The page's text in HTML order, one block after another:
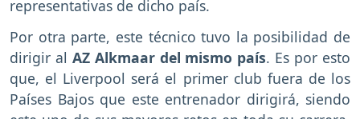
representativas de dicho país.
Por otra parte, este técnico tuvo la posibilidad de
dirigir al AZ Alkmaar del mismo país. Es por esto
que, el Liverpool será el primer club fuera de los
Países Bajos que este entrenador dirigirá, siendo